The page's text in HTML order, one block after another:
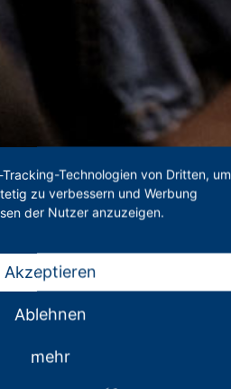
Technologien von Dritten, um
zu verbessern und Werbung
der Nutzer anzuzeigen.
Akzeptieren
Ablehnen
mehr